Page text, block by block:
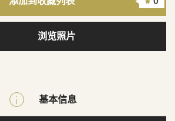
浏览照片
基本信息